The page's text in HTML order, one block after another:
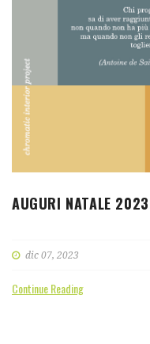
AUGURI NATALE 2023
dic 07, 2023
Continue Reading